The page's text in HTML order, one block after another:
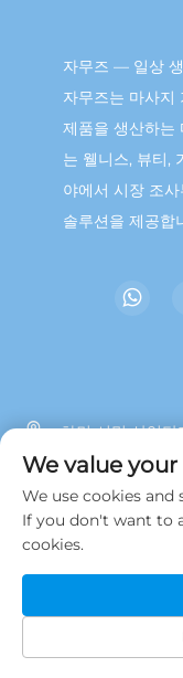
자무즈 — 일상
자무즈는 마사지
제품을 생산하는
는 웰니스, 뷰티,
야에서 시장 조
솔루션을 제공합
하먼 시밍 산업단
저작권 © 2025
처리방침
We value
We use cookies
If you don't want to
cookies.